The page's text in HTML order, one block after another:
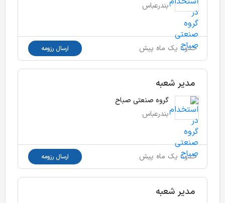
بندرعباس
حدود یک ماه پیش ارسال رزومه
مدیر شعبه
گروه صنعتی صباح
بندرعباس
حدود یک ماه پیش ارسال رزومه
مدیر شعبه